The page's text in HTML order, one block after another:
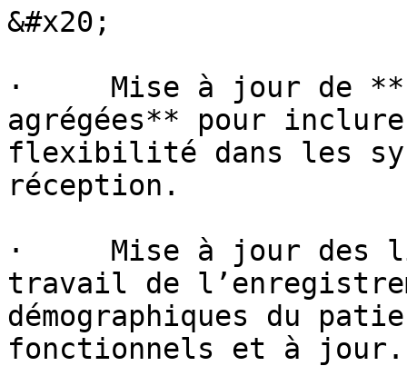
&#x20;
·     Mise à jour de
agrégées** pour
flexibilité dans les
réception.
·     Mise à jour des
travail de
démographiques du
fonctionnels et à jour.